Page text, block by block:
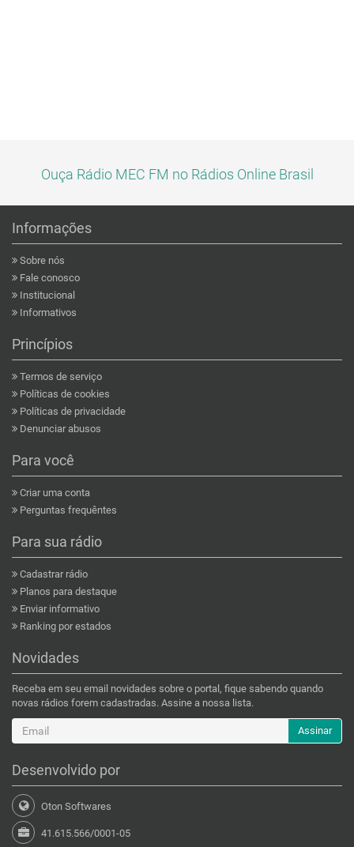
Ouça Rádio MEC FM no Rádios Online Brasil
Informações
Sobre nós
Fale conosco
Institucional
Informativos
Princípios
Termos de serviço
Políticas de cookies
Políticas de privacidade
Denunciar abusos
Para você
Criar uma conta
Perguntas frequêntes
Para sua rádio
Cadastrar rádio
Planos para destaque
Enviar informativo
Ranking por estados
Novidades
Receba em seu email novidades sobre o portal, fique sabendo quando
novas rádios forem cadastradas. Assine a nossa lista.
Assinar
Desenvolvido por
Oton Softwares
41.615.566/0001-05